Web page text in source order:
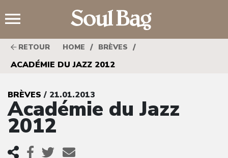
RETOUR HOME / BRÈVES /
ACADÉMIE DU JAZZ 2012
BRÈVES / 21.01.2013
Académie du Jazz
2012